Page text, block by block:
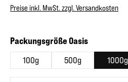
Preise inkl. MwSt. zzgl. Versandkosten
Packungsgröße Oasisauswählen
100g 500g 1000g